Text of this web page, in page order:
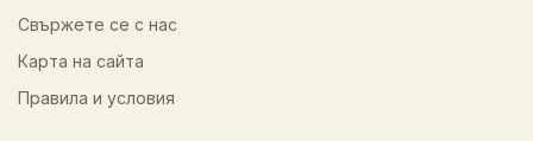
Свържете се с нас
Карта на сайта
Правила и условия